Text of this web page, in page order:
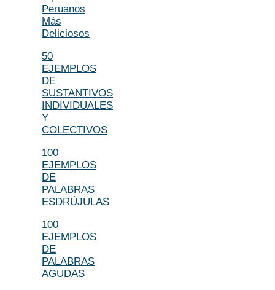
Peruanos
Más
Deliciosos
50
EJEMPLOS
DE
SUSTANTIVOS
INDIVIDUALES
Y
COLECTIVOS
100
EJEMPLOS
DE
PALABRAS
ESDRÚJULAS
100
EJEMPLOS
DE
PALABRAS
AGUDAS